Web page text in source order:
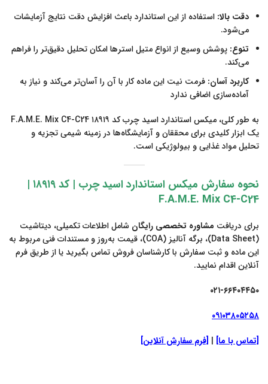
دقت بالا: استفاده از این استاندارد باعث افزایش دقت نتایج آزمایشات
می‌شود.
تنوع: پوشش وسیع از انواع متیل استرها امکان تحلیل دقیق‌تر را فراهم
می‌کند.
کاربرد آسان: فرمت نیت این ماده کار با آن را آسان‌تر می‌کند و نیاز به
آماده‌سازی اضافی ندارد
به طور کلی، میکس استاندارد اسید چرب کد ۱۸۹۱۹ F.A.M.E. Mix C4-C24
یک ابزار کلیدی برای محققان و آزمایشگاه‌ها در زمینه شیمی تجزیه و
تحلیل مواد غذایی و بیولوژیکی است.
نحوه سفارش میکس استاندارد اسید چرب | کد ۱۸۹۱۹
|
F.A.M.E. Mix C4-C24
برای دریافت مشاوره تخصصی رایگان شامل اطلاعات تکمیلی، دیتاشیت
(Data Sheet)، برگه آنالیز (COA)، قیمت به‌روز و مستندات فنی مربوط به
این ماده و ثبت سفارش با کارشناسان فروش تماس بگیرید یا از طریق فرم
آنلاین اقدام نمایید.
۰۲۱-۶۶۴۰۴۴۵۰
۰۹۱۰۳۸۰۵۲۵۸
[تماس با ما] | [فرم سفارش آنلاین]